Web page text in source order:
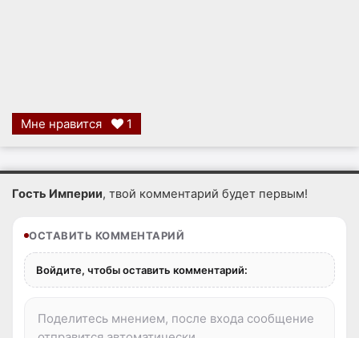
Мне нравится 1
Гость Империи, твой комментарий будет первым!
ОСТАВИТЬ КОММЕНТАРИЙ
Войдите, чтобы оставить комментарий: